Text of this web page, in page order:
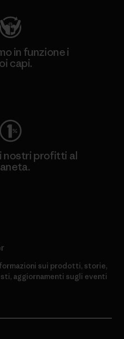
in funzione i
capi.
nostri profitti al
sui prodotti, storie,
aggiornamenti sugli eventi